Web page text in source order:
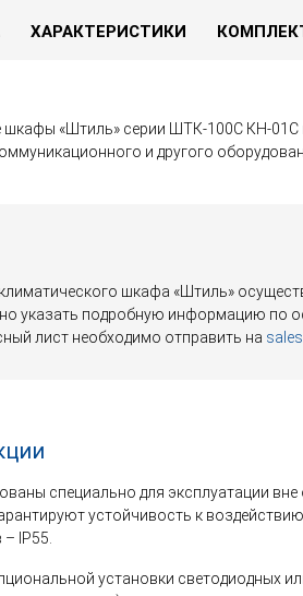
ХАРАКТЕРИСТИКИ
шкафы «Штиль» серии ШТК-100С КН-01С
и другого
шкафа «Штиль»
указать подробную информацию по
лист необходимо отправить на
специально для эксплуатации
устойчивость к
IP55.
установки светодиодных